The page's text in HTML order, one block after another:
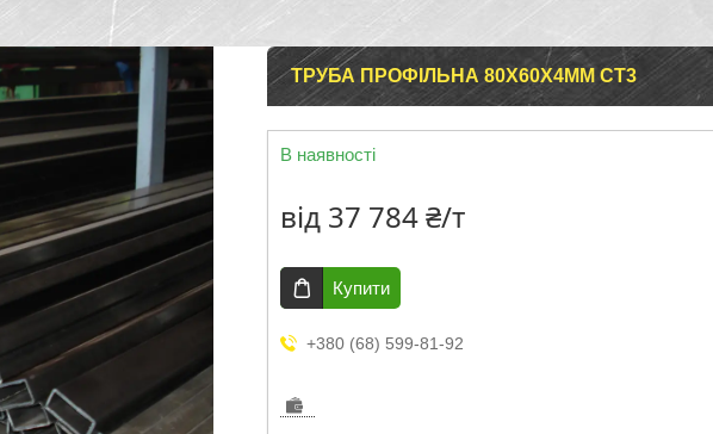
ТРУБА ПРОФІЛЬНА 80Х60Х4ММ СТ3
В наявності
від 37 784 ₴/т
Купити
+380 (68) 599-81-92